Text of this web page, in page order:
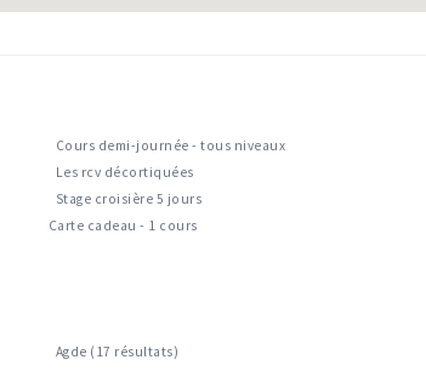
Cours demi-journée - tous niveaux
Les rcv décortiquées
Stage croisière 5 jours
Carte cadeau - 1 cours
Agde (17 résultats)